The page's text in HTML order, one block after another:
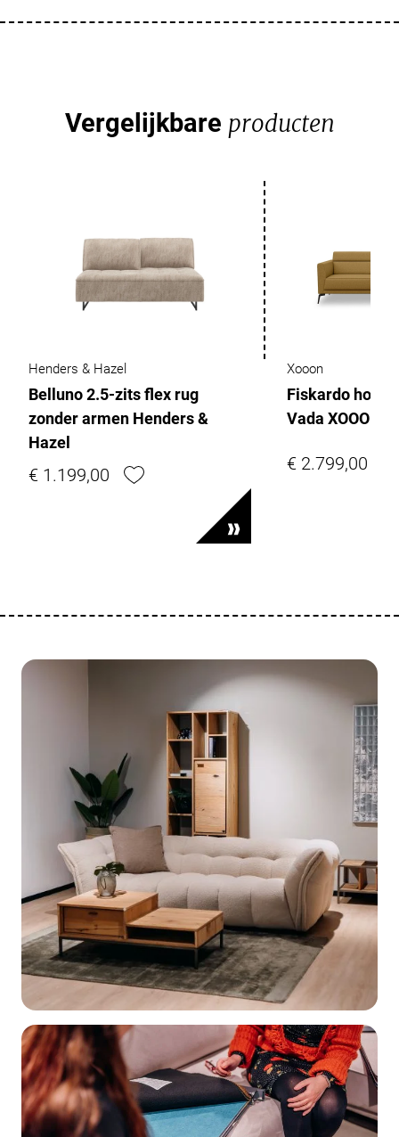
Vergelijkbare producten
Henders & Hazel
Belluno 2.5-zits flex rug
zonder armen Henders &
Hazel
€ 1.199,00
Xooon
Fiskardo
Vada XOOON
€ 2.799,00